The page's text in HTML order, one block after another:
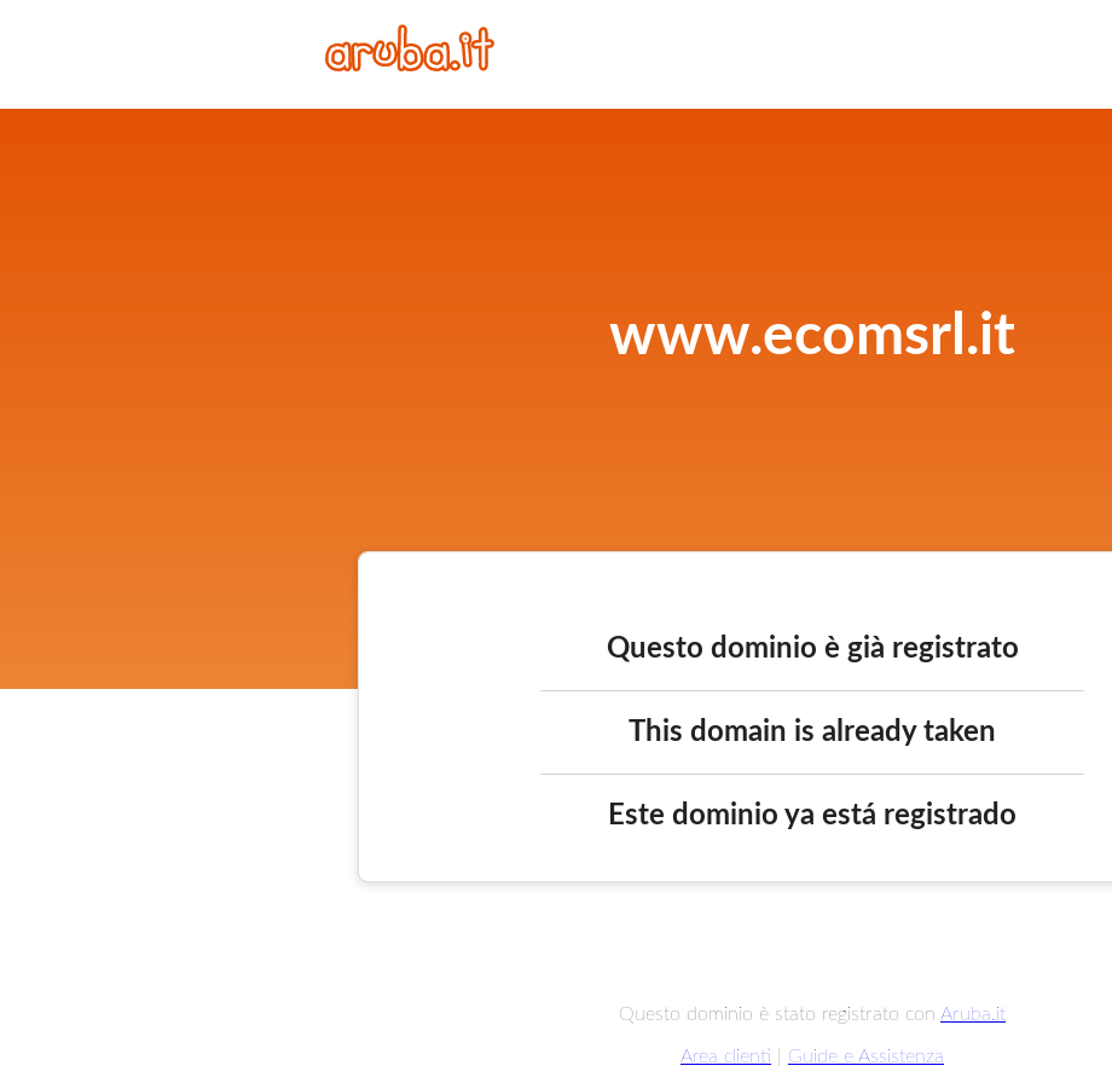
www.ecomsrl.it
Questo dominio è già registrato
This domain is already taken
Este dominio ya está registrado
Questo dominio è stato registrato con Aruba.it
Area clienti Guide e Assistenza